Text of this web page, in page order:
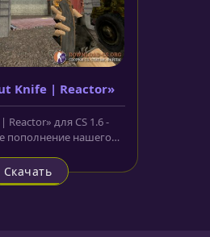
Knife | Reactor»
Reactor» для CS 1.6 -
пополнение нашего
Скачать